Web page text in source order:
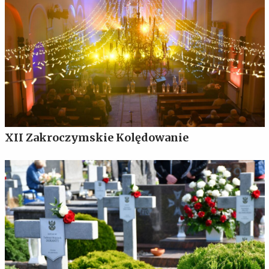
XII Zakroczymskie Kolędowanie